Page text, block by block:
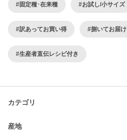
#固定種･在来種 #お試し/小サイズ
#訳あってお買い得 #捌いてお届け
#生産者直伝レシピ付き
カテゴリ
産地